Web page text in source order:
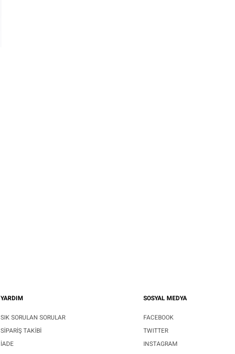
YARDIM
SIK SORULAN SORULAR
SIPARIŞ TAKIBI
İADE
SOSYAL MEDYA
FACEBOOK
TWITTER
INSTAGRAM